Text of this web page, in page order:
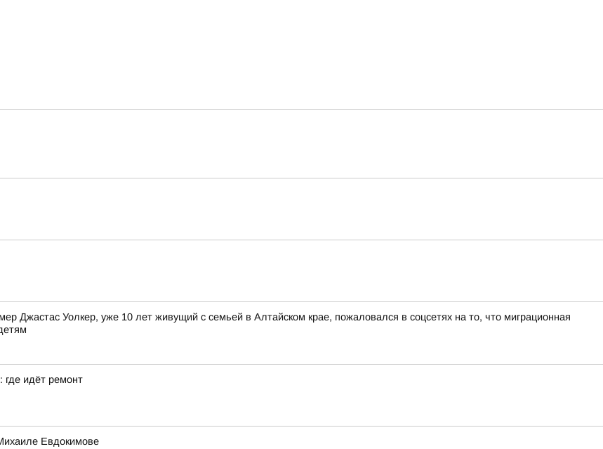
Джастас Уолкер, уже 10 лет живущий с семьей в Алтайском крае, пожаловался в соцсетях на то, что миграционная
идёт ремонт
Евдокимове